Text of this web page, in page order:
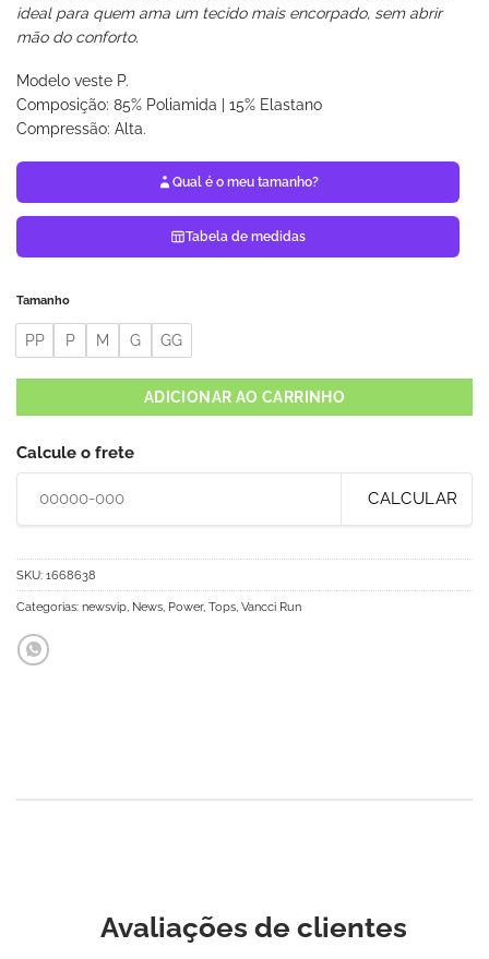
ideal para quem ama um tecido mais encorpado, sem abrir
mão do conforto.
Modelo veste P.
Composição: 85% Poliamida | 15% Elastano
Compressão: Alta.
Qual é o meu tamanho?
Tabela de medidas
Tamanho
PP P M G GG
ADICIONAR AO CARRINHO
Calcule o frete
CALCULAR
SKU: 1668638
Categorias: newsvip, News, Power, Tops, Vancci Run
Avaliações de clientes